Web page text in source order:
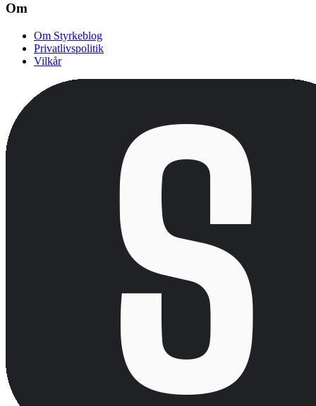
Om
Om Styrkeblog
Privatlivspolitik
Vilkår